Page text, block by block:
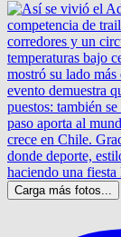
Carga más fotos...